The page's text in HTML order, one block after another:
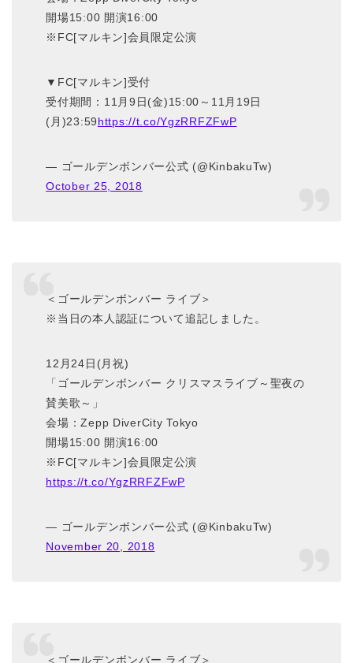
開場15:00 開演16:00
※FC[マルキン]会員限定公演
▼FC[マルキン]受付
受付期間：11月9日(金)15:00～11月19日
(月)23:59https://t.co/YgzRRFZFwP
— ゴールデンボンバー公式 (@KinbakuTw)
October 25, 2018
＜ゴールデンボンバー ライブ＞
※当日の本人認証について追記しました。
12月24日(月祝)
「ゴールデンボンバー クリスマスライブ～聖夜の
賛美歌～」
会場：Zepp DiverCity Tokyo
開場15:00 開演16:00
※FC[マルキン]会員限定公演
https://t.co/YgzRRFZFwP
— ゴールデンボンバー公式 (@KinbakuTw)
November 20, 2018
＜ゴールデンボンバー ライブ＞